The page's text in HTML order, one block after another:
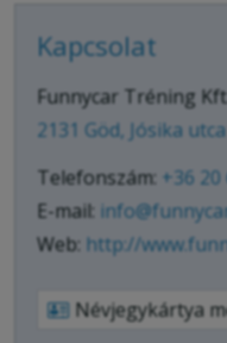
Kapcsolat
Funnycar Tréning Kft.
2131 Göd, Jósika
Telefonszám: +36 20
E-mail:
Web: http://
Névjegykártya